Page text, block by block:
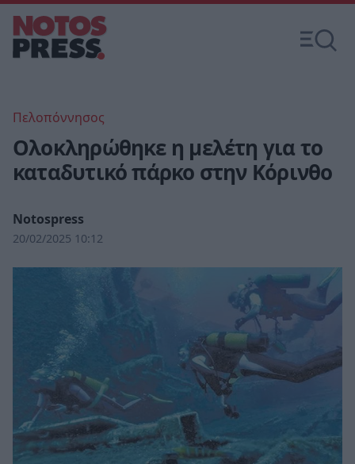
Πελοπόννησος
Ολοκληρώθηκε η μελέτη για το
καταδυτικό πάρκο στην Κόρινθο
Notospress
20/02/2025 10:12